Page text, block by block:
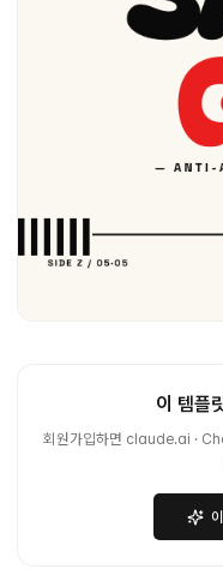
이 템플
회원가입하면 claude.ai ·